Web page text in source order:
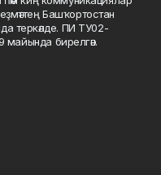
Башҡортостан
теркәлде. ПИ ТУ02-
майында бирелгән.